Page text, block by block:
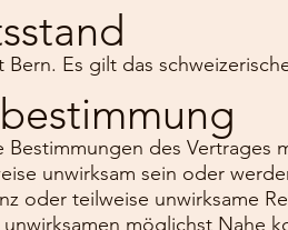
Bern. Es gilt das
Bestimmungen des
unwirksam sein oder
oder teilweise unwirksame
möglichst Nahe